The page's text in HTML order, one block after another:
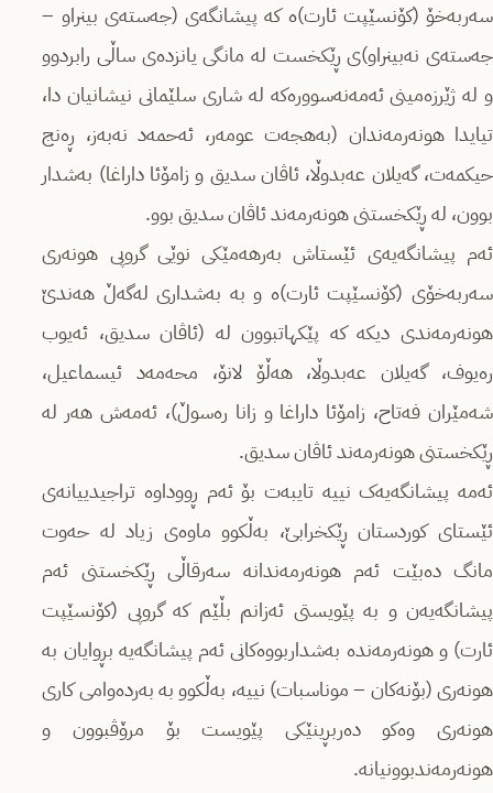
سەربەخۆ (کۆنسێپت ئارت)ە کە پیشانگەی (جەستەی بینراو –
جەستەی نەبینراو)ی ڕێکخست لە مانگی یانزدەی ساڵی رابردوو
و لە ژێرزەمینی ئەمەنەسوورەکە لە شاری سلێمانی نیشانیان دا،
تیایدا هونەرمەندان (بەهجەت عومەر، ئەحمەد نەبەز، ڕەنج
حیکمەت، گەیلان عەبدوڵا، ئاڤان سدیق و زامۆئا داراغا) بەشدار
بوون، لە ڕێکخستنی هونەرمەند ئاڤان سدیق بوو.
ئەم پیشانگەیەی ئێستاش بەرهەمێکی نوێی گروپی هونەری
سەربەخۆی (کۆنسێپت ئارت)ە و بە بەشداری لەگەڵ هەندێ
هونەرمەندی دیکە کە پێکهاتبوون لە (ئاڤان سدیق، ئەیوب
رەیوف، گەیلان عەبدوڵا، هەڵۆ لانۆ، محەمەد ئیسماعیل،
شەمێران فەتاح، زامۆئا داراغا و زانا رەسوڵ)، ئەمەش هەر لە
ڕێکخستنی هونەرمەند ئاڤان سدیق.
ئەمە پیشانگەیەک نییە تایبەت بۆ ئەم ڕووداوە تراجیدییانەی
ئێستای کوردستان ڕێکخرابێ، بەڵکوو ماوەی زیاد لە حەوت
مانگ دەبێت ئەم هونەرمەندانە سەرقاڵی ڕێکخستنی ئەم
پیشانگەیەن و بە پێویستی ئەزانم بڵێم کە گروپی (کۆنسێپت
ئارت) و هونەرمەندە بەشداربووەکانی ئەم پیشانگەیە بڕوایان بە
هونەری (بۆنەکان – موناسبات) نییە، بەڵکوو بە بەردەوامی کاری
هونەری وەکو دەربڕینێکی پێویست بۆ مرۆڤبوون و
هونەرمەندبوونیانە.